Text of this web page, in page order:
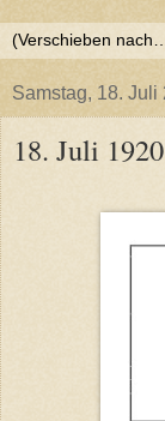
Samstag, 18. Juli
18. Juli 1920